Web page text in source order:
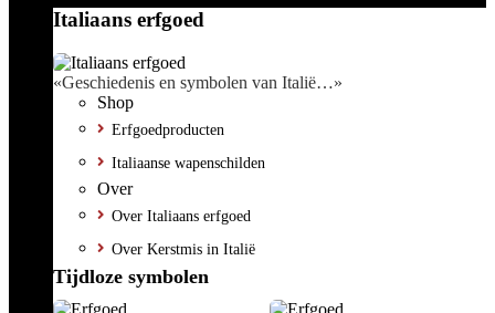
Italiaans erfgoed
«Geschiedenis en symbolen van Italië…»
Shop
Erfgoedproducten
Italiaanse wapenschilden
Over
Over Italiaans erfgoed
Over Kerstmis in Italië
Tijdloze symbolen